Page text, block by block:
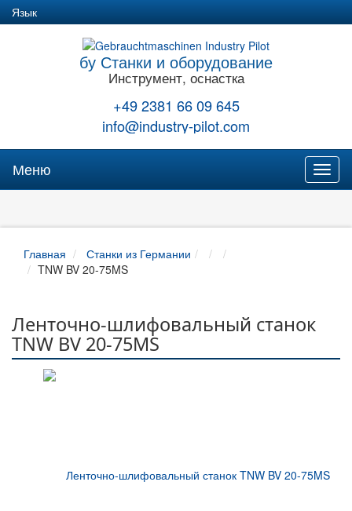
Язык
бу Станки и оборудование
Инструмент, оснастка
+49 2381 66 09 645
info@industry-pilot.com
Меню
Главная
Станки из Германии
TNW BV 20-75MS
Ленточно-шлифовальный станок
TNW BV 20-75MS